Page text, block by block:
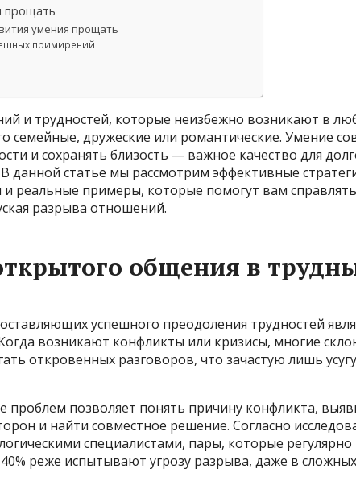
прощать
умения прощать
примирений
и трудностей, которые неизбежно возникают в
семейные, дружеские или романтические. Умение
и сохранять близость — важное качество для
данной статье мы рассмотрим эффективные
и реальные примеры, которые помогут вам
разрыва отношений.
общения в
успешного преодоления трудностей
возникают конфликты или кризисы, многие
откровенных разговоров, что зачастую лишь
проблем позволяет понять причину конфликта,
и найти совместное решение. Согласно
специалистами, пары, которые
реже испытывают угрозу разрыва, даже в сложных